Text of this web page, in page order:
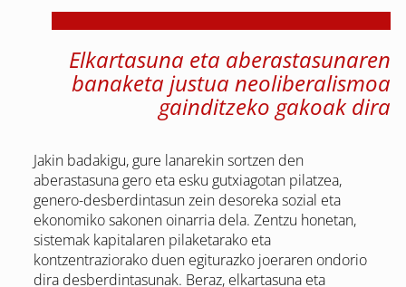
Elkartasuna eta aberastasunaren
banaketa justua neoliberalismoa
gainditzeko gakoak dira
Jakin badakigu, gure lanarekin sortzen den
aberastasuna gero eta esku gutxiagotan pilatzea,
genero-desberdintasun zein desoreka sozial eta
ekonomiko sakonen oinarria dela. Zentzu honetan,
sistemak kapitalaren pilaketarako eta
kontzentraziorako duen egiturazko joeraren ondorio
dira desberdintasunak. Beraz, elkartasuna eta